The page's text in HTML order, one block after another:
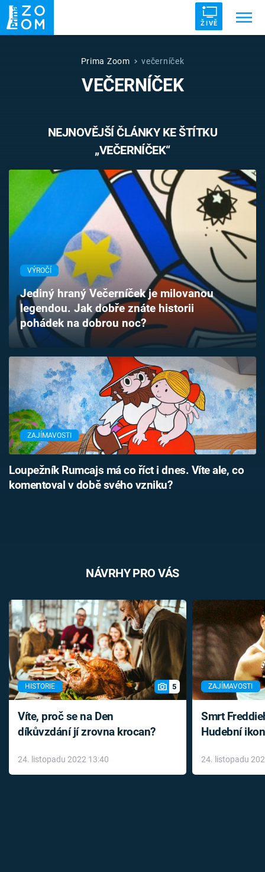
ŽIVĚ
DRUHÁ SVĚTOVÁ VÁLKA
VETŘELCI DÁVNOVĚKU
Témata
Pořady
TV Program
Časopis
Sledujte prima+
Přihlášení
Sledujte nás
Prima Zoom večerníček
VEČERNÍČEK
NEJNOVĚJŠÍ ČLÁNKY KE ŠTÍTKU
„VEČERNÍČEK“
VÝROČÍ
Jediný hraný Večerníček je milovanou
legendou. Jak dobře znáte historii
pohádek na dobrou noc?
ZAJÍMAVOSTI
Loupežník Rumcajs má co říct i dnes. Víte ale, co
komentoval v době svého vzniku?
NÁVRHY PRO VÁS
HISTORIE 5
Víte, proč se na Den
díkůvzdání jí zrovna krocan?
24. listopadu 2022 13:40
ZAJÍMAVOSTI
Smrt
Hudební
léky
24. listopadu